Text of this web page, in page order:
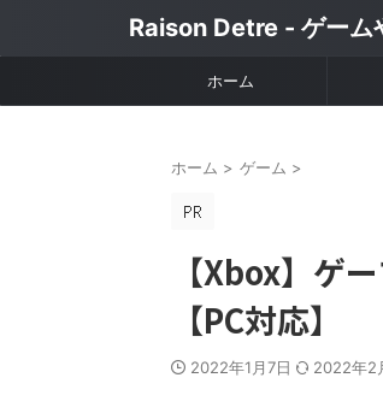
Raison Detre - ゲーム
ホーム
ホーム > ゲーム >
【Xbox】ゲ
【PC対応】
2022年1月7日 2022年2